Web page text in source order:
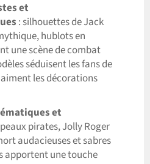
et
: silhouettes de Jack
hublots en
une scène de combat
séduisent les fans de
les décorations
et
pirates, Jolly Roger
audacieuses et sabres
apportent une touche